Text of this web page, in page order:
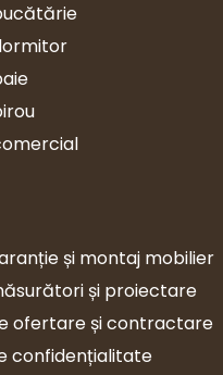
și montaj mobilier
și proiectare
ofertare și contractare
confidențialitate